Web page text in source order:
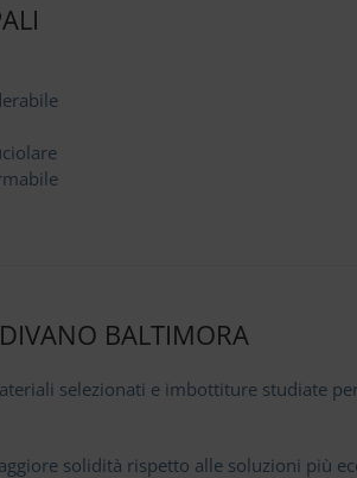
BALTIMORA
selezionati e imbottiture studiate
solidità rispetto alle soluzioni più